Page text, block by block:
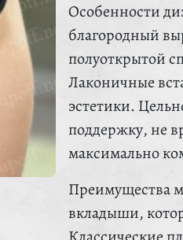
Особенности
благородный
полуоткрытой
Лаконичные
эстетики.
поддержку, не
максимально
Преимущества
вкладыши,